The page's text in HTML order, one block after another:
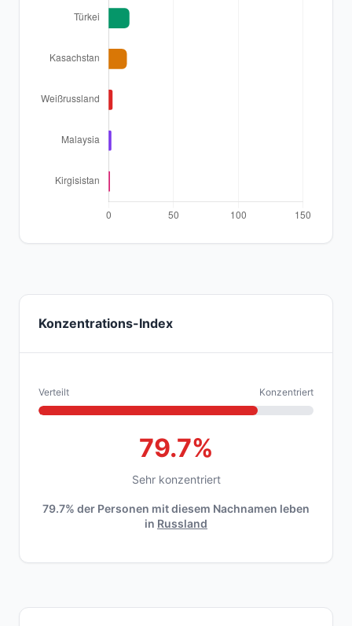
Konzentrations-Index
Verteilt Konzentriert
79.7%
Sehr konzentriert
79.7% der Personen mit diesem Nachnamen leben
in Russland